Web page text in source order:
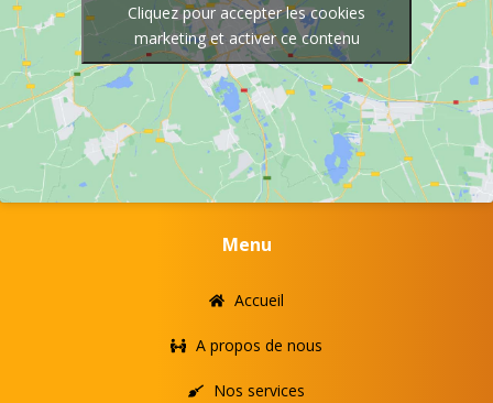
Cliquez pour accepter les cookies
marketing et activer ce contenu
Menu
Accueil
A propos de nous
Nos services